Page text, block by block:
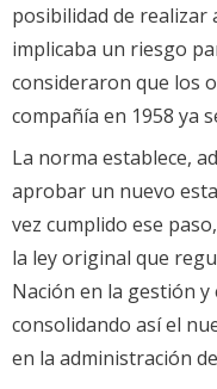
posibilidad de realizar
implicaba un riesgo
consideraron que los
compañía en 1958 ya
La norma establece,
aprobar un nuevo
vez cumplido ese
la ley original que
Nación en la gestión
consolidando así el
en la administración